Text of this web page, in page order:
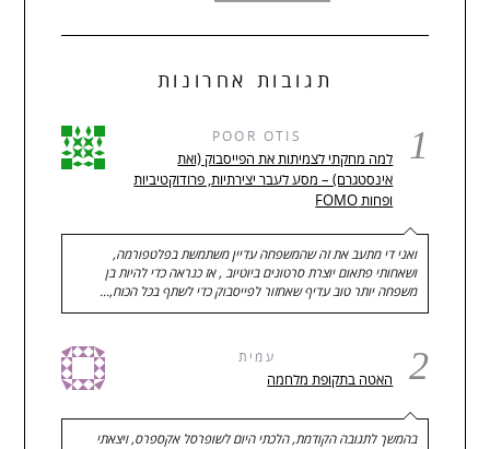
תגובות אחרונות
1
POOR OTIS
למה מחקתי לצמיתות את הפייסבוק (ואת
אינסטגרם) – מסע לעבר יצירתיות, פרודוקטיביות
ופחות FOMO
ואני די מתעב את זה שהמשפחה עדיין משתמשת בפלטפורמה,
ושאחותי פתאום יוצרת סרטונים ביוטיוב , אז כנראה כדי להיות בן
משפחה יותר טוב עדיף שאחזור לפייסבוק כדי לשתף בכל הכוח,…
2 עמית
האטה בתקופת מלחמה
בהמשך לתגובה הקודמת, הלכתי היום לשופרסל אקספרס, ויצאתי